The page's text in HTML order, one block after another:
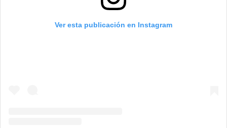
Ver esta publicación en Instagram